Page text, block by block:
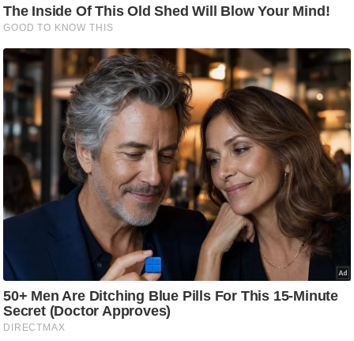
स
मं
त्रा
रि
ले
श
न
शि
वि
श्ले
ष